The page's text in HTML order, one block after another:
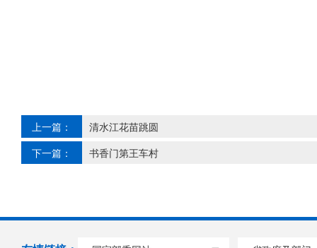
上一篇：
清水江花苗跳圆
下一篇：
书香门第王车村